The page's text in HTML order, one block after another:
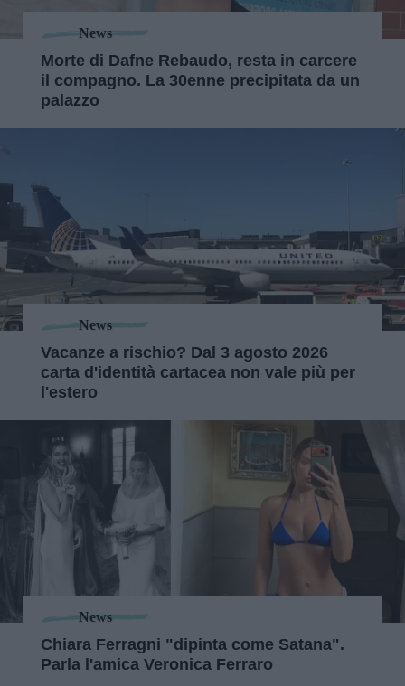
News
Morte di Dafne Rebaudo, resta in carcere
il compagno. La 30enne precipitata da un
palazzo
News
Vacanze a rischio? Dal 3 agosto 2026
carta d'identità cartacea non vale più per
l'estero
News
Chiara Ferragni "dipinta come Satana".
Parla l'amica Veronica Ferraro